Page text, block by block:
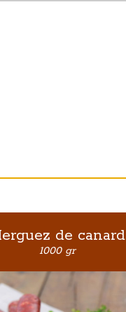
de canard
1000 gr